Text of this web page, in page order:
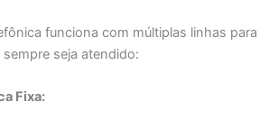
funciona com múltiplas linhas para
seja atendido:
Fixa: